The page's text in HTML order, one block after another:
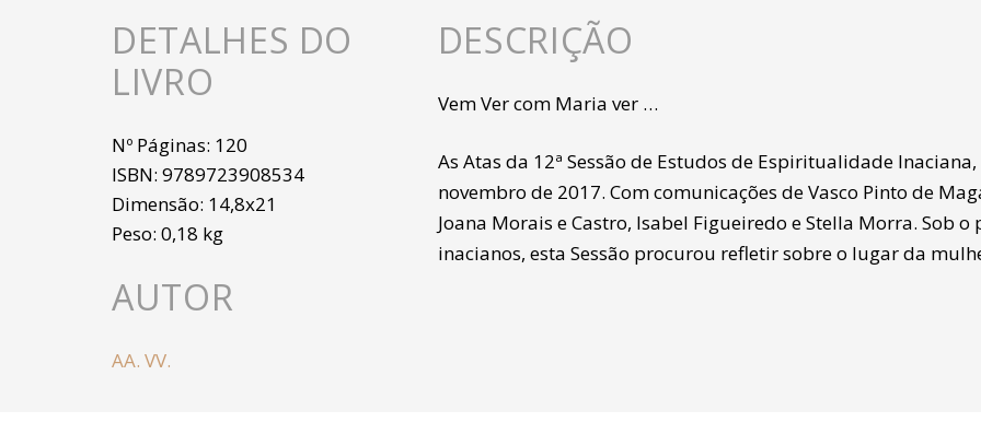
DETALHES DO
LIVRO
Nº Páginas: 120
ISBN: 9789723908534
Dimensão: 14,8x21
Peso: 0,18 kg
AUTOR
AA. VV.
DESCRIÇÃO
Vem Ver com Maria ver …
As Atas da 12ª Sessão de Estudos de Espiritualidade
novembro de 2017. Com comunicações de Vasco Pinto de
Joana Morais e Castro, Isabel Figueiredo e Stella Morra. Sob
inacianos, esta Sessão procurou refletir sobre o lugar da